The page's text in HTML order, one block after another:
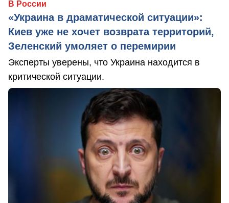
В России
«Украина в драматической ситуации»:
Киев уже не хочет возврата территорий,
Зеленский умоляет о перемирии
Эксперты уверены, что Украина находится в
критической ситуации.